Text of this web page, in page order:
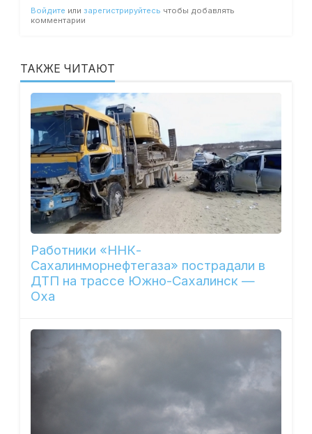
Войдите или зарегистрируйтесь чтобы добавлять
комментарии
ТАКЖЕ ЧИТАЮТ
Работники «ННК-
Сахалинморнефтегаза» пострадали в
ДТП на трассе Южно-Сахалинск —
Оха